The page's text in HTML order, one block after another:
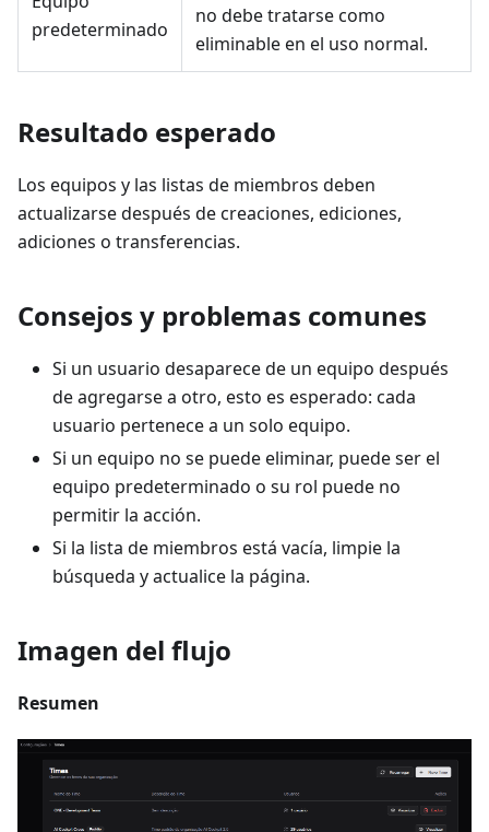
predeterminado
no debe tratarse como
eliminable en el uso normal.
Resultado esperado
Los equipos y las listas de miembros deben
actualizarse después de creaciones, ediciones,
adiciones o transferencias.
Consejos y problemas comunes
Si un usuario desaparece de un equipo después
de agregarse a otro, esto es esperado: cada
usuario pertenece a un solo equipo.
Si un equipo no se puede eliminar, puede ser el
equipo predeterminado o su rol puede no
permitir la acción.
Si la lista de miembros está vacía, limpie la
búsqueda y actualice la página.
Imagen del flujo
Resumen